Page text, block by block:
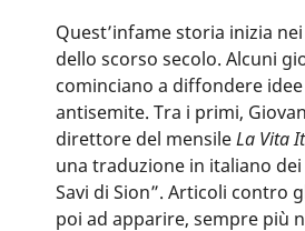
Quest’infame storia inizia
dello scorso secolo. Alcuni
cominciano a diffondere
antisemite. Tra i primi,
direttore del mensileLa Vita
una traduzione in italiano
Savi di Sion”. Articoli contro
poi ad apparire, sempre più